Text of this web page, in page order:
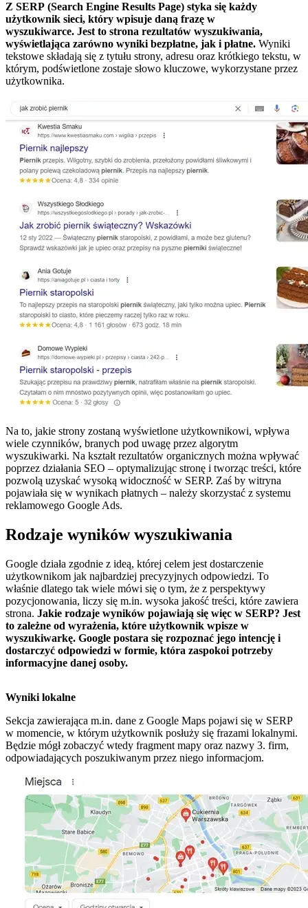
Z SERP (Search Engine Results Page) styka się każdy
użytkownik sieci, który wpisuje daną frazę w
wyszukiwarce. Jest to strona rezultatów wyszukiwania,
wyświetlająca zarówno wyniki bezpłatne, jak i płatne. Wyniki
tekstowe składają się z tytułu strony, adresu oraz krótkiego tekstu, w
którym, podświetlone zostaje słowo kluczowe, wykorzystane przez
użytkownika.
Na to, jakie strony zostaną wyświetlone użytkownikowi, wpływa
wiele czynników, branych pod uwagę przez algorytm
wyszukiwarki. Na kształt rezultatów organicznych można wpływać
poprzez działania SEO – optymalizując stronę i tworząc treści, które
pozwolą uzyskać wysoką widoczność w SERP. Zaś by witryna
pojawiała się w wynikach płatnych – należy skorzystać z systemu
reklamowego Google Ads.
Rodzaje wyników wyszukiwania
Google działa zgodnie z ideą, której celem jest dostarczenie
użytkownikom jak najbardziej precyzyjnych odpowiedzi. To
właśnie dlatego tak wiele mówi się o tym, że z perspektywy
pozycjonowania, liczy się m.in. wysoka jakość treści, które zawiera
strona. Jakie rodzaje wyników pojawiają się więc w SERP? Jest
to zależne od wyrażenia, które użytkownik wpisze w
wyszukiwarkę. Google postara się rozpoznać jego intencję i
dostarczyć odpowiedzi w formie, która zaspokoi potrzeby
informacyjne danej osoby.
Wyniki lokalne
Sekcja zawierająca m.in. dane z Google Maps pojawi się w SERP
w momencie, w którym użytkownik posłuży się frazami lokalnymi.
Będzie mógł zobaczyć wtedy fragment mapy oraz nazwy 3. firm,
odpowiadających poszukiwanym przez niego informacjom.